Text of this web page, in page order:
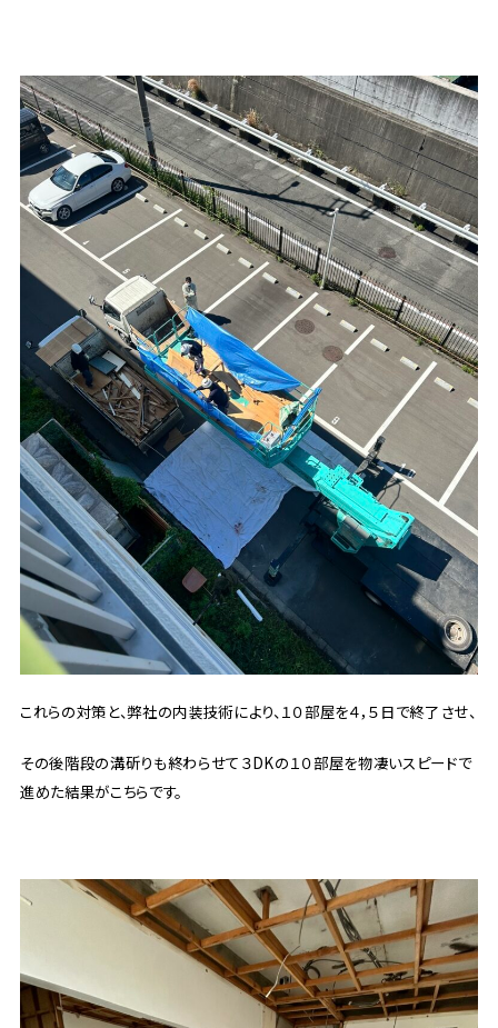
これらの対策と、弊社の内装技術により、１０部屋を４，５日で終了させ、
その後階段の溝斫りも終わらせて３DKの１０部屋を物凄いスピードで
進めた結果がこちらです。